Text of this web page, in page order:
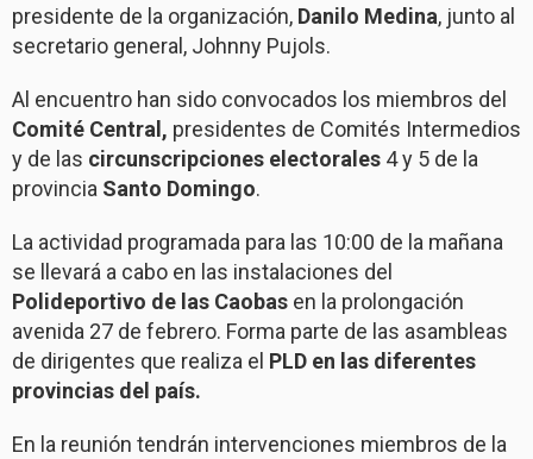
presidente de la organización, Danilo Medina, junto al
secretario general, Johnny Pujols.
Al encuentro han sido convocados los miembros del
Comité Central, presidentes de Comités Intermedios
y de las circunscripciones electorales 4 y 5 de la
provincia Santo Domingo.
La actividad programada para las 10:00 de la mañana
se llevará a cabo en las instalaciones del
Polideportivo de las Caobas en la prolongación
avenida 27 de febrero. Forma parte de las asambleas
de dirigentes que realiza el PLD en las diferentes
provincias del país.
En la reunión tendrán intervenciones miembros de la